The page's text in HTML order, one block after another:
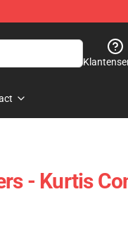
- Kurtis